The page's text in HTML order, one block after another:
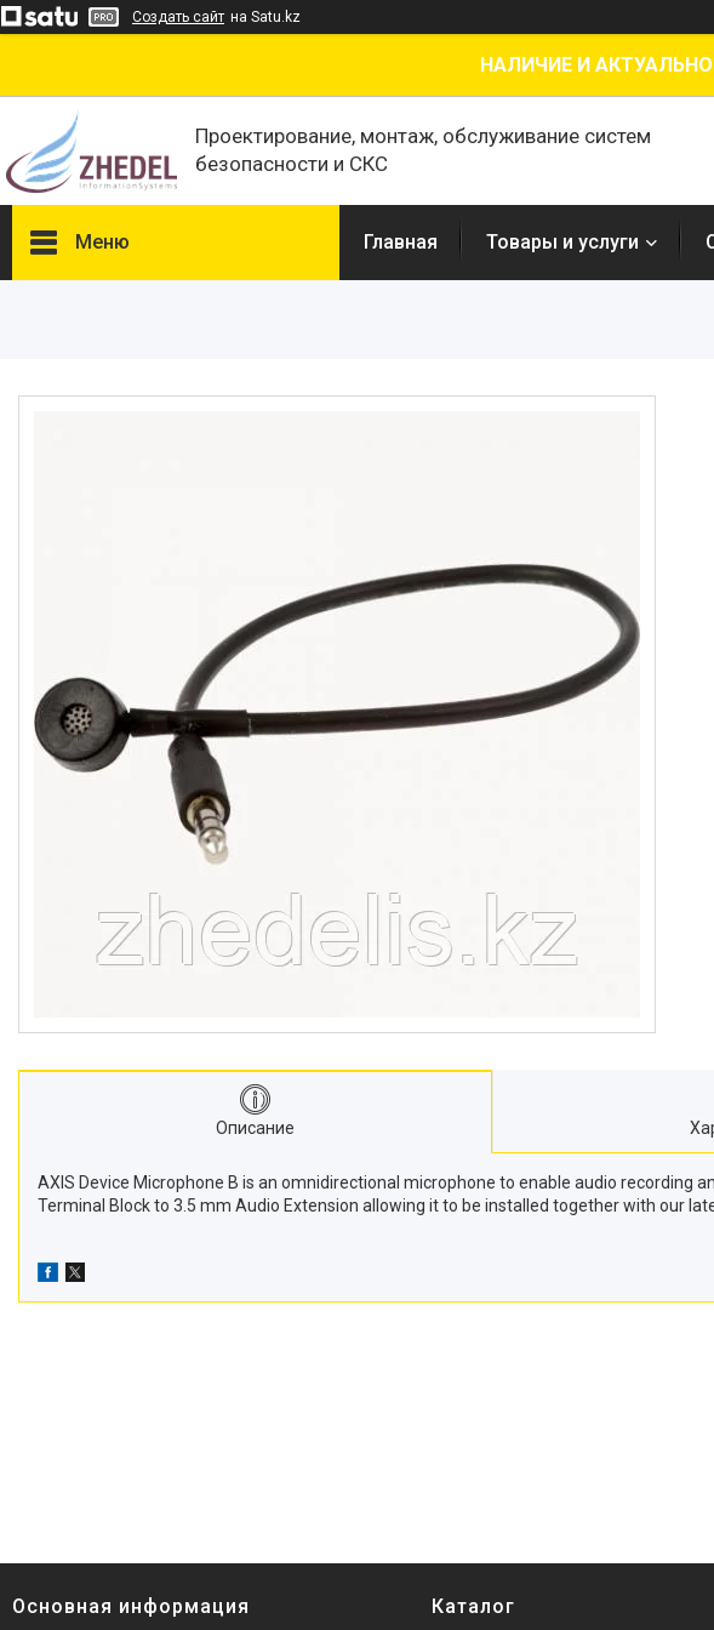
Создать сайт на Satu.kz
НАЛИЧИЕ И
Проектирование, монтаж, обслуживание систем
безопасности и СКС
Меню Главная Товары и услуги
Описание
AXIS Device Microphone B is an omnidirectional microphone to enable audio
Terminal Block to 3.5 mm Audio Extension allowing it to be installed together with our
Основная информация Каталог